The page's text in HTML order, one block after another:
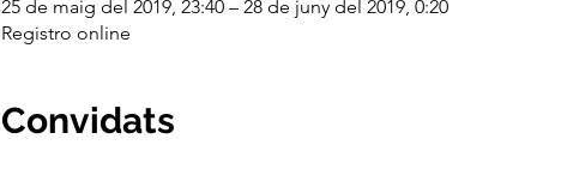
25 de maig del 2019, 23:40 – 28 de juny del 2019, 0:20
Registro online
Convidats